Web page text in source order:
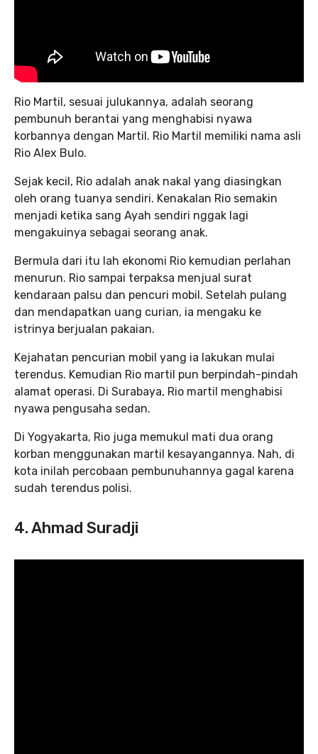
Rio Martil, sesuai julukannya, adalah seorang
pembunuh berantai yang menghabisi nyawa
korbannya dengan Martil. Rio Martil memiliki nama asli
Rio Alex Bulo.
Sejak kecil, Rio adalah anak nakal yang diasingkan
oleh orang tuanya sendiri. Kenakalan Rio semakin
menjadi ketika sang Ayah sendiri nggak lagi
mengakuinya sebagai seorang anak.
Bermula dari itu lah ekonomi Rio kemudian perlahan
menurun. Rio sampai terpaksa menjual surat
kendaraan palsu dan pencuri mobil. Setelah pulang
dan mendapatkan uang curian, ia mengaku ke
istrinya berjualan pakaian.
Kejahatan pencurian mobil yang ia lakukan mulai
terendus. Kemudian Rio martil pun berpindah-pindah
alamat operasi. Di Surabaya, Rio martil menghabisi
nyawa pengusaha sedan.
Di Yogyakarta, Rio juga memukul mati dua orang
korban menggunakan martil kesayangannya. Nah, di
kota inilah percobaan pembunuhannya gagal karena
sudah terendus polisi.
4. Ahmad Suradji